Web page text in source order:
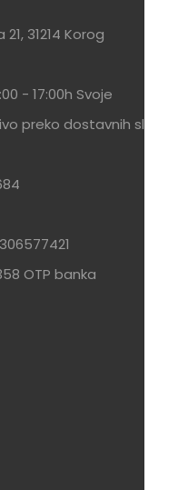
31214 Korog
- 17:00h Svoje
preko dostavnih službi
OTP banka